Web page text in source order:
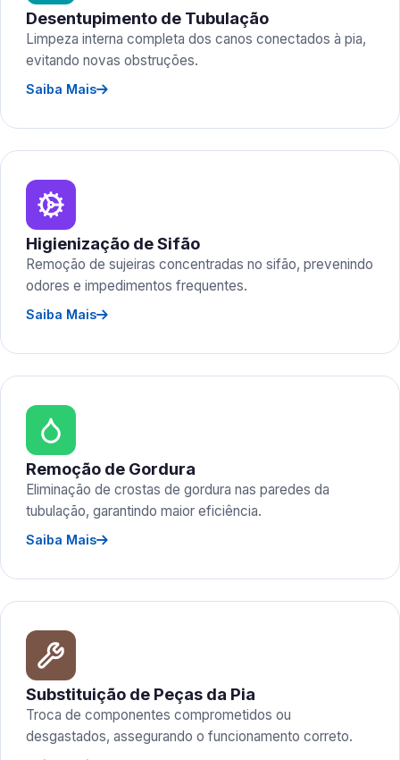
Desentupimento de Tubulação
Limpeza interna completa dos canos conectados à pia,
evitando novas obstruções.
Saiba Mais
Higienização de Sifão
Remoção de sujeiras concentradas no sifão, prevenindo
odores e impedimentos frequentes.
Saiba Mais
Remoção de Gordura
Eliminação de crostas de gordura nas paredes da
tubulação, garantindo maior eficiência.
Saiba Mais
Substituição de Peças da Pia
Troca de componentes comprometidos ou
desgastados, assegurando o funcionamento correto.